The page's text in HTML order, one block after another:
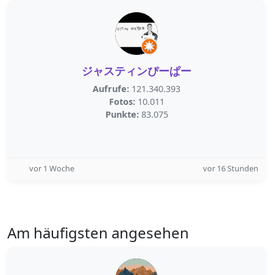
ジャスティンぴーぱー
Aufrufe: 121.340.393
Fotos: 10.011
Punkte: 83.075
vor 1 Woche vor 16 Stunden
Am häufigsten angesehen